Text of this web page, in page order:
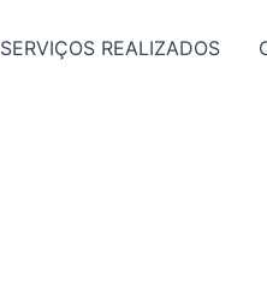
SERVIÇOS REALIZADOS